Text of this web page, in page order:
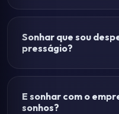
Sonhar que sou
presságio?
E sonhar com o
sonhos?